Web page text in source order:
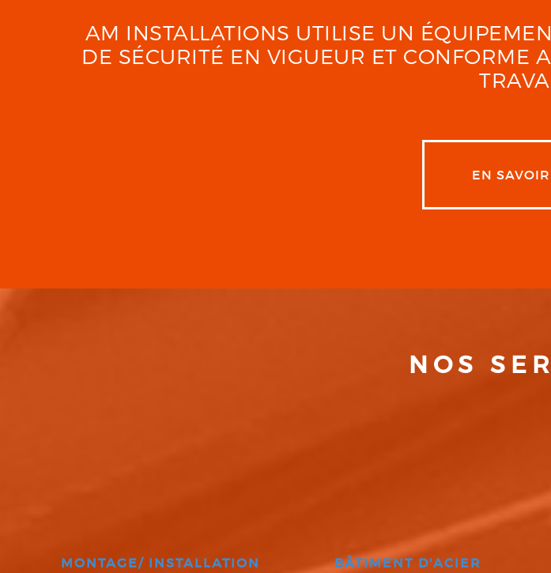
AM INSTALLATIONS UTILISE UN
DE SÉCURITÉ EN VIGUEUR ET CONFORME
EN
NOS
MONTAGE/ INSTALLATION
BÂTIMENT D'ACIER